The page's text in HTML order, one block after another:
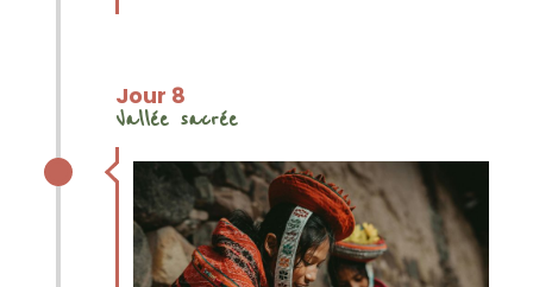
Jour 8
Vallée sacrée